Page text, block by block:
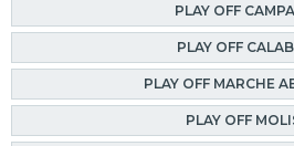
PLAY OFF
PLAY OFF
PLAY OFF MARCHE
PLAY OFF